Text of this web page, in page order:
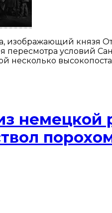
изображающий князя
пересмотра условий
несколько
немецкой